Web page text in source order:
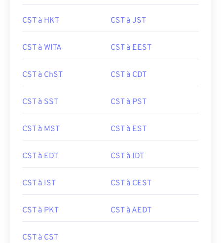
CST à HKT CST à JST
CST à WITA CST à EEST
CST à ChST CST à CDT
CST à SST CST à PST
CST à MST CST à EST
CST à EDT CST à IDT
CST à IST CST à CEST
CST à PKT CST à AEDT
CST à CST